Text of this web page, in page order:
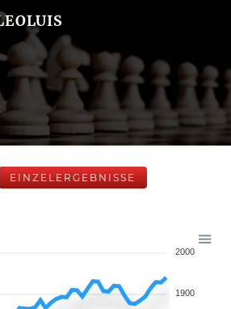
EINZELERGEBNISSE
2000
1900